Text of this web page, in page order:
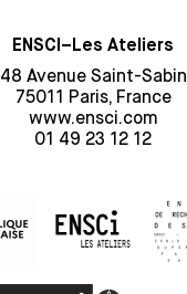
ENSCI–Les Ateliers
48 Avenue Saint-Sabin
75011 Paris, France
www.ensci.com
01 49 23 12 12